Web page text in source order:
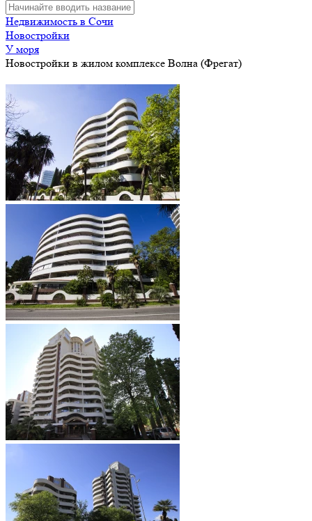
Недвижимость в Сочи
Новостройки
У моря
Новостройки в жилом комплексе Волна (Фрегат)